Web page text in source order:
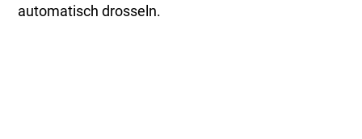
automatisch drosseln.